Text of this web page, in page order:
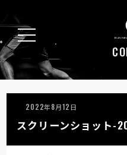
2022年8月12日
スクリーンショット-